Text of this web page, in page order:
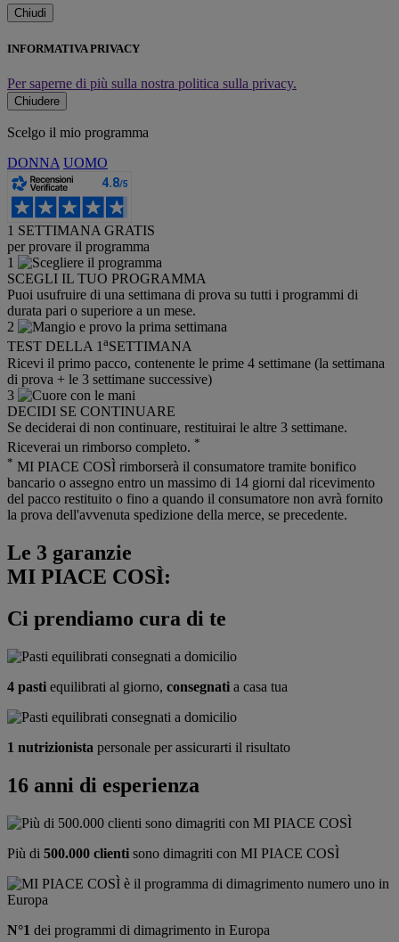
Chiudi
INFORMATIVA PRIVACY
Per saperne di più sulla nostra politica sulla privacy.
Chiudere
Scelgo il mio programma
DONNA UOMO
1 SETTIMANA GRATIS
per provare il programma
1
SCEGLI IL TUO PROGRAMMA
Puoi usufruire di una settimana di prova su tutti i programmi di
durata pari o superiore a un mese.
2
TEST DELLA 1aSETTIMANA
Ricevi il primo pacco, contenente le prime 4 settimane (la settimana
di prova + le 3 settimane successive)
3
DECIDI SE CONTINUARE
Se deciderai di non continuare, restituirai le altre 3 settimane.
Riceverai un rimborso completo. *
* MI PIACE COSÌ rimborserà il consumatore tramite bonifico
bancario o assegno entro un massimo di 14 giorni dal ricevimento
del pacco restituito o fino a quando il consumatore non avrà fornito
la prova dell'avvenuta spedizione della merce, se precedente.
Le 3 garanzie
MI PIACE COSÌ:
Ci prendiamo cura di te
4 pasti equilibrati al giorno, consegnati a casa tua
1 nutrizionista personale per assicurarti il risultato
16 anni di esperienza
Più di 500.000 clienti sono dimagriti con MI PIACE COSÌ
N°1 dei programmi di dimagrimento in Europa